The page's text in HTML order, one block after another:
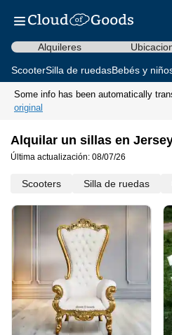
Alquileres
ScooterSilla de ruedasBebés y
Some info has been automatically
original
Alquilar un sillas en
Última actualización: 08/07/26
Scooters Silla de ruedas